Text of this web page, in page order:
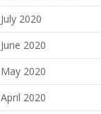
July 2020
June 2020
May 2020
April 2020